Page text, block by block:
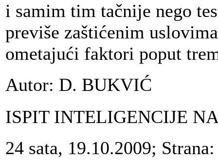
i samim tim tačnije nego
previše zaštićenim
ometajući faktori poput
Autor: D. BUKVIĆ
ISPIT INTELIGENCIJE
24 sata, 19.10.2009;